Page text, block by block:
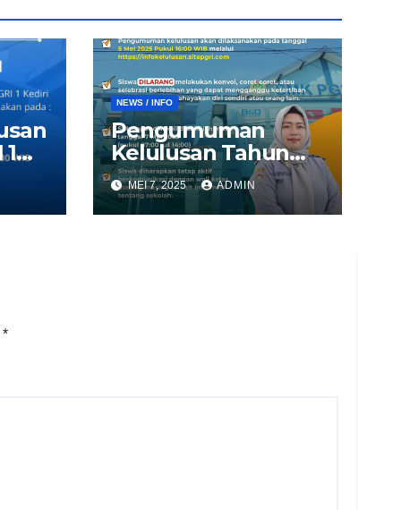
1
NEWS / INFO
Pengumuman
Kelulusan Tahun
Ajaran 2024/2025
MEI 7, 2025 ADMIN
*